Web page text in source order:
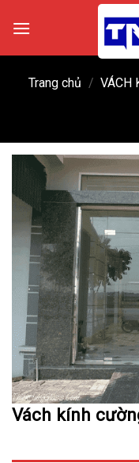
Trang chủ / VÁCH
Vách kính